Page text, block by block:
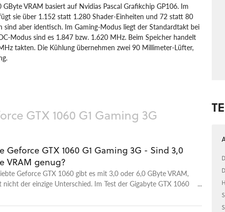
VRAM basiert auf Nvidias Pascal Grafikchip GP106. Im
sie über 1.152 statt 1.280 Shader-Einheiten und 72 statt 80
sind aber identisch. Im Gaming-Modus liegt der Standardtakt bei
Modus sind es 1.847 bzw. 1.620 MHz. Beim Speicher handelt
takten. Die Kühlung übernehmen zwei 90 Millimeter-Lüfter,
GTX 1060 G1 Gaming 3G
Geforce GTX 1060 G1 Gaming 3G - Sind 3,0
VRAM genug?
Geforce GTX 1060 gibt es mit 3,0 oder 6,0 GByte VRAM,
nicht der einzige Unterschied. Im Test der Gigabyte GTX 1060
schlägt und ob der VRAM ausreicht.